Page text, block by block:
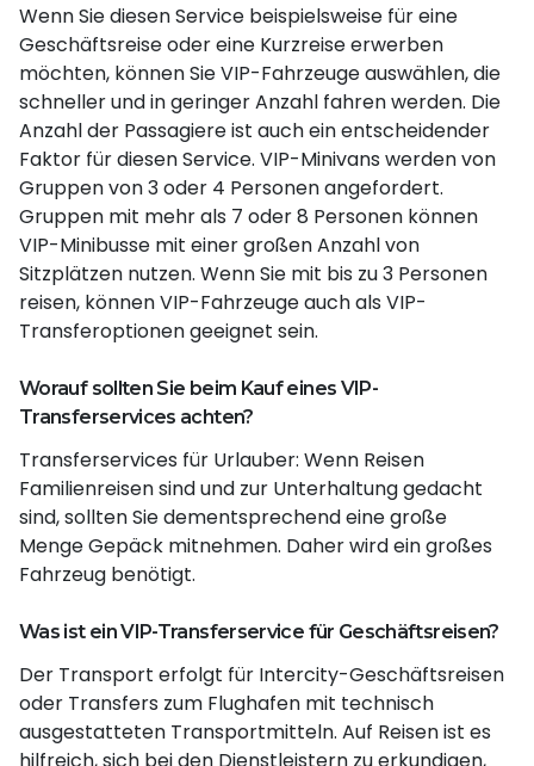
Wenn Sie diesen Service beispielsweise für eine
Geschäftsreise oder eine Kurzreise erwerben
möchten, können Sie VIP-Fahrzeuge auswählen, die
schneller und in geringer Anzahl fahren werden. Die
Anzahl der Passagiere ist auch ein entscheidender
Faktor für diesen Service. VIP-Minivans werden von
Gruppen von 3 oder 4 Personen angefordert.
Gruppen mit mehr als 7 oder 8 Personen können
VIP-Minibusse mit einer großen Anzahl von
Sitzplätzen nutzen. Wenn Sie mit bis zu 3 Personen
reisen, können VIP-Fahrzeuge auch als VIP-
Transferoptionen geeignet sein.
Worauf sollten Sie beim Kauf eines VIP-
Transferservices achten?
Transferservices für Urlauber: Wenn Reisen
Familienreisen sind und zur Unterhaltung gedacht
sind, sollten Sie dementsprechend eine große
Menge Gepäck mitnehmen. Daher wird ein großes
Fahrzeug benötigt.
Was ist ein VIP-Transferservice für Geschäftsreisen?
Der Transport erfolgt für Intercity-Geschäftsreisen
oder Transfers zum Flughafen mit technisch
ausgestatteten Transportmitteln. Auf Reisen ist es
hilfreich, sich bei den Dienstleistern zu erkundigen,